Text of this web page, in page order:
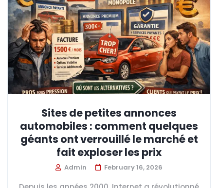
Sites de petites annonces
automobiles : comment quelques
géants ont verrouillé le marché et
fait exploser les prix
Admin February 16, 2026